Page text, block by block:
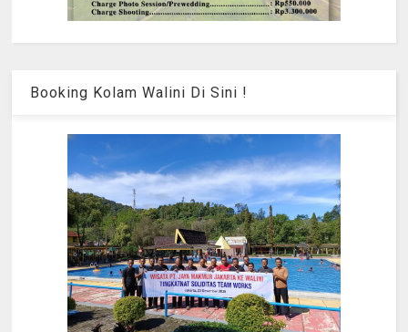
Booking Kolam Walini Di Sini !